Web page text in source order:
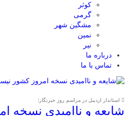
کوثر
گرمی
مشگین شهر
نمین
نیر
درباره ما
تماس با ما
استاندار اردبیل در مراسم روز خبرنگار؛
شایعه و ناامیدی نسخه